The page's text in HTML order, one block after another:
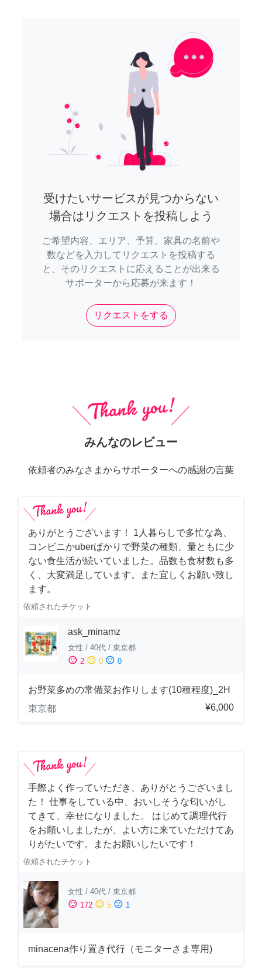
受けたいサービスが見つからない
場合はリクエストを投稿しよう
ご希望内容、エリア、予算、家具の名前や
数などを入力してリクエストを投稿する
と、そのリクエストに応えることが出来る
サポーターから応募が来ます！
リクエストをする
みんなのレビュー
依頼者のみなさまからサポーターへの感謝の言葉
ありがとうございます！ 1人暮らしで多忙な為、
コンビニかuberばかりで野菜の種類、量ともに少
ない食生活が続いていました。品数も食材数も多
く、大変満足しています。また宜しくお願い致し
ます。
依頼されたチケット
ask_minamz
女性 / 40代 / 東京都
sentiment_satisfied 2 sentiment_neutral 0 sentiment_dissatisfied 0
お野菜多めの常備菜お作りします(10種程度)_2H
東京都
¥6,000
手際よく作っていただき、ありがとうございまし
た！ 仕事をしている中、おいしそうな匂いがし
てきて、幸せになりました。 はじめて調理代行
をお願いしましたが、よい方に来ていただけてあ
りがたいです。またお願いしたいです！
依頼されたチケット
女性 / 40代 / 東京都
sentiment_satisfied 172 sentiment_neutral 5 sentiment_dissatisfied 1
minacena作り置き代行（モニターさま専用)